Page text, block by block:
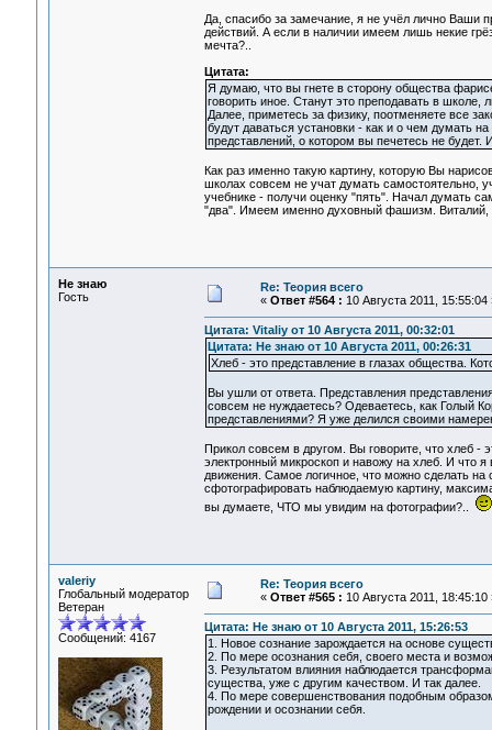
Да, спасибо за замечание, я не учёл лично Ваши
действий. А если в наличии имеем лишь некие
мечта?..
Цитата:
Я думаю, что вы гнете в сторону общества
говорить иное. Станут это преподавать в
Далее, приметесь за физику, поотменяете все
будут даваться установки - как и о чем думать
представлений, о котором вы печетесь не
Как раз именно такую картину, которую Вы
школах совсем не учат думать самостоятельно,
учебнике - получи оценку "пять". Начал думать
"два". Имеем именно духовный фашизм. Виталий,
Не знаю
Гость
Re: Теория всего
« Ответ #564 : 10 Августа 2011, 15:55:04
Цитата: Vitaliy от 10 Августа 2011, 00:32:01
Цитата: Не знаю от 10 Августа 2011, 00:26:31
Хлеб - это представление в глазах общества.
Вы ушли от ответа. Представления
совсем не нуждаетесь? Одеваетесь, как Голый
представлениями? Я уже делился своими
Прикол совсем в другом. Вы говорите, что хлеб
электронный микроскоп и навожу на хлеб. И что
движения. Самое логичное, что можно сделать
сфотографировать наблюдаемую картину,
вы думаете, ЧТО мы увидим на фотографии?..
valeriy
Глобальный модератор
Ветеран
Сообщений: 4167
Re: Теория всего
« Ответ #565 : 10 Августа 2011, 18:45:10
Цитата: Не знаю от 10 Августа 2011, 15:26:53
1. Новое сознание зарождается на основе
2. По мере осознания себя, своего места и
3. Результатом влияния наблюдается
существа, уже с другим качеством. И так далее.
4. По мере совершенствования подобным
рождении и осознании себя.